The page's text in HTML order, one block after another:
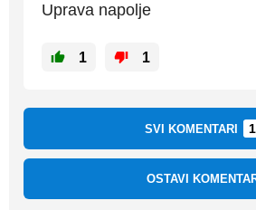
Uprava napolje
1 1
SVI KOMENTARI 1
OSTAVI